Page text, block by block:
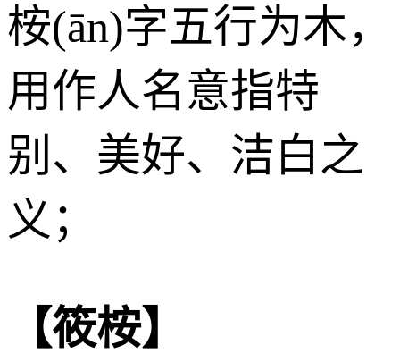
桉(ān)字五行为木，
用作人名意指特
别、美好、洁白之
义；
【筱桉】